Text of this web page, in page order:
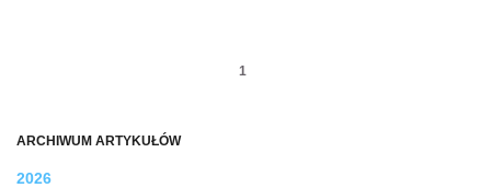
ARCHIWUM ARTYKUŁÓW
2026
1